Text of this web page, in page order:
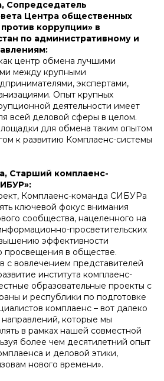
Сопредседатель
Центра общественных
коррупции» в
по административному и
центр обмена лучшими
между крупными
экспертами,
Опыт крупных
деятельности имеет
всей деловой сферы в целом.
для обмена таким опытом
к развитию Комплаенс-системы
Старший комплаенс-
Комплаенс-команда СИБУРа
ключевой фокус внимания
сообщества, нацеленного на
просветительских
эффективности
просвещения в обществе.
с вовлечением представителей
института комплаенс-
образовательные проекты с
и республики по подготовке
комплаенс – вот далеко
которые мы
в рамках нашей совместной
более чем десятилетний опыт
и деловой этики,
нового времени».